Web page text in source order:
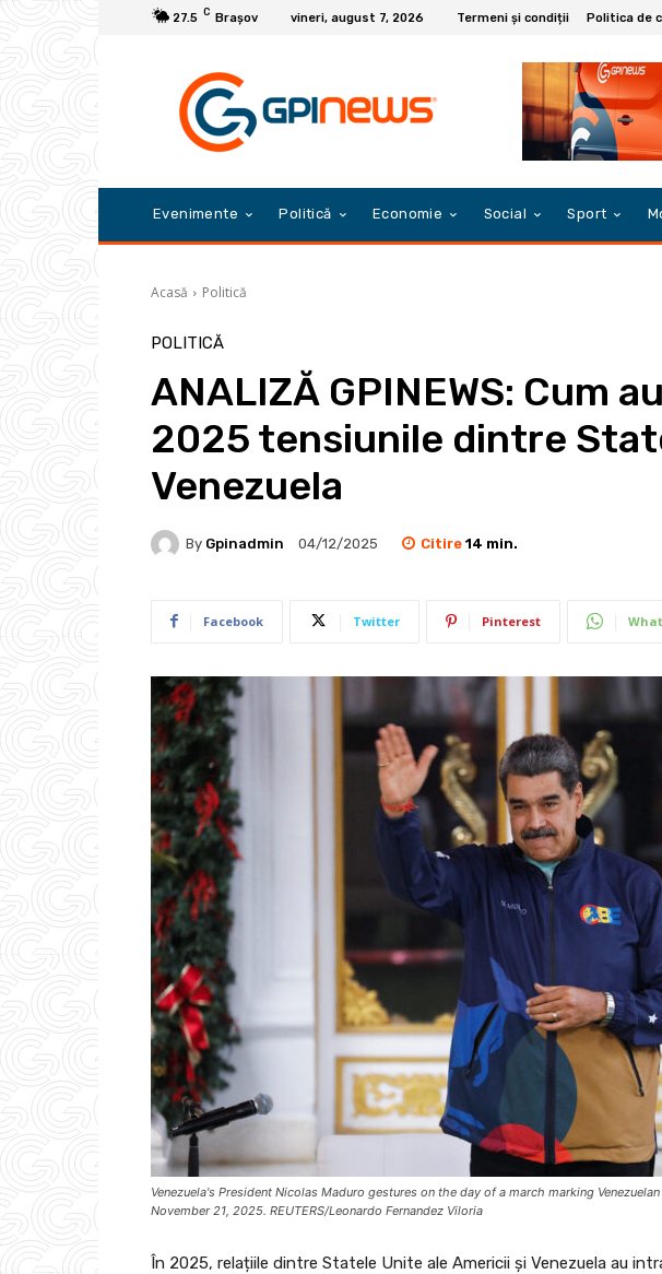
27.5 C Braşov vineri, august 7, 2026 Termeni și condiții Politica de
Evenimente Politică Economie Social Sport
Acasă Politică
POLITICĂ
ANALIZĂ GPINEWS: Cum
2025 tensiunile dintre
Venezuela
By Gpinadmin 04/12/2025 Citire 14 min.
Facebook Twitter Pinterest
Venezuela's President Nicolas Maduro gestures on the day of a march marking
November 21, 2025. REUTERS/Leonardo Fernandez Viloria
În 2025, relațiile dintre Statele Unite ale Americii și Venezuela au